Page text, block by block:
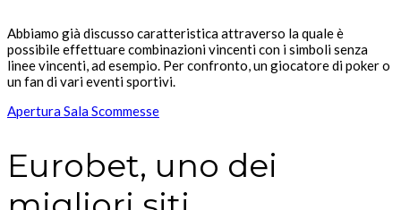
Abbiamo già discusso caratteristica attraverso la quale è
possibile effettuare combinazioni vincenti con i simboli senza
linee vincenti, ad esempio. Per confronto, un giocatore di poker o
un fan di vari eventi sportivi.
Apertura Sala Scommesse
Eurobet, uno dei